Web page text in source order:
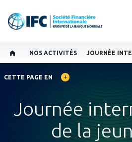
NOS ACTIVITÉS
GLOBAL LANGUAGE TOGGLER
CETTE PAGE EN
Journée
de la